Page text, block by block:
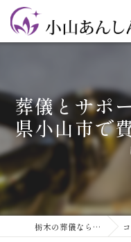
葬儀とサポ
県小山市で
栃木の葬儀なら小山あんしん葬祭 コラム